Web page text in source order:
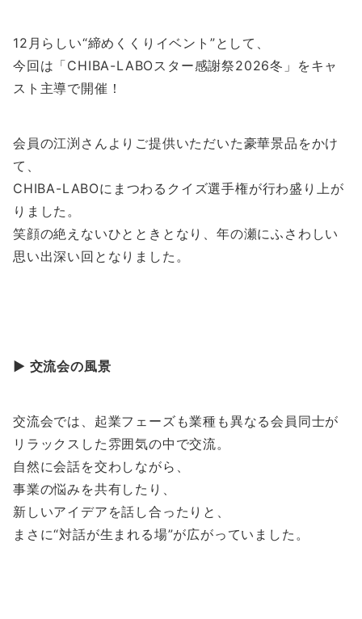
12月らしい“締めくくりイベント”として、
今回は「CHIBA-LABOスター感謝祭2026冬」をキャ
スト主導で開催！
会員の江渕さんよりご提供いただいた豪華景品をかけ
て、
CHIBA-LABOにまつわるクイズ選手権が行わ盛り上が
りました。
笑顔の絶えないひとときとなり、年の瀬にふさわしい
思い出深い回となりました。
▶︎ 交流会の風景
交流会では、起業フェーズも業種も異なる会員同士が
リラックスした雰囲気の中で交流。
自然に会話を交わしながら、
事業の悩みを共有したり、
新しいアイデアを話し合ったりと、
まさに“対話が生まれる場”が広がっていました。